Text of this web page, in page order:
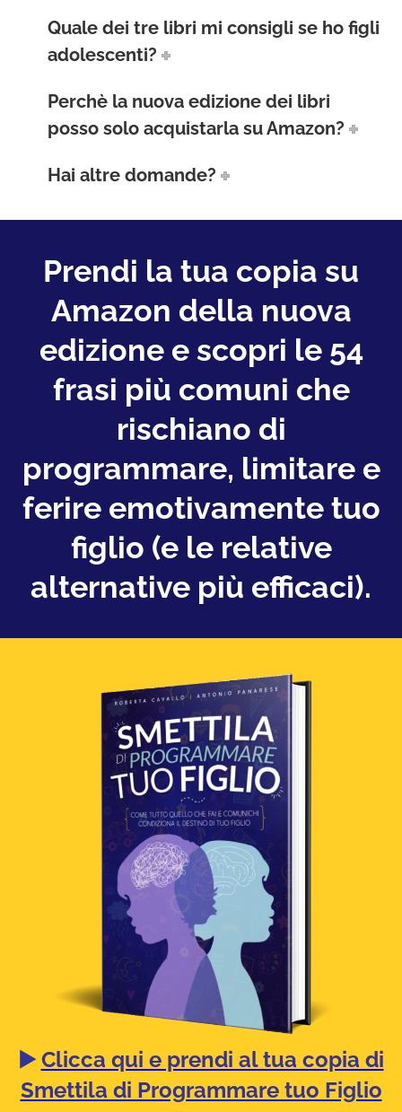
Quale dei tre libri mi consigli se ho figli
adolescenti?
Perchè la nuova edizione dei libri
posso solo acquistarla su Amazon?
Hai altre domande?
Prendi la tua copia su
Amazon della nuova
edizione e scopri le 54
frasi più comuni che
rischiano di
programmare, limitare e
ferire emotivamente tuo
figlio (e le relative
alternative più efficaci).
▶️ Clicca qui e prendi al tua copia di
Smettila di Programmare tuo Figlio